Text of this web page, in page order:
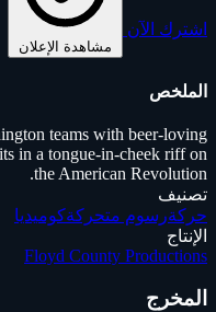
اشترك الآن
مشاهدة الإعلان
الملخص
teams with beer-loving
in a tongue-in-cheek riff on
the American Revolution.
تصنيف
حركةرسوم متحركةكوميديا
الإنتاج
Floyd County Productions
المخرج